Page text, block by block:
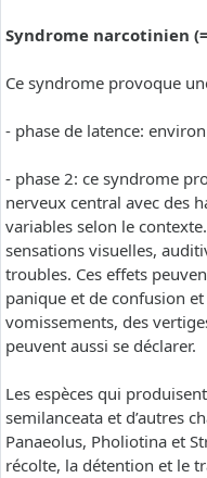
Syndrome narcotinien
Ce syndrome provoque
- phase de latence:
- phase 2: ce syndrome
nerveux central avec des
variables selon le
sensations visuelles,
troubles. Ces effets
panique et de confusion
vomissements, des
peuvent aussi se déclarer.
Les espèces qui
semilanceata et d’autres
Panaeolus, Pholiotina et
récolte, la détention et le